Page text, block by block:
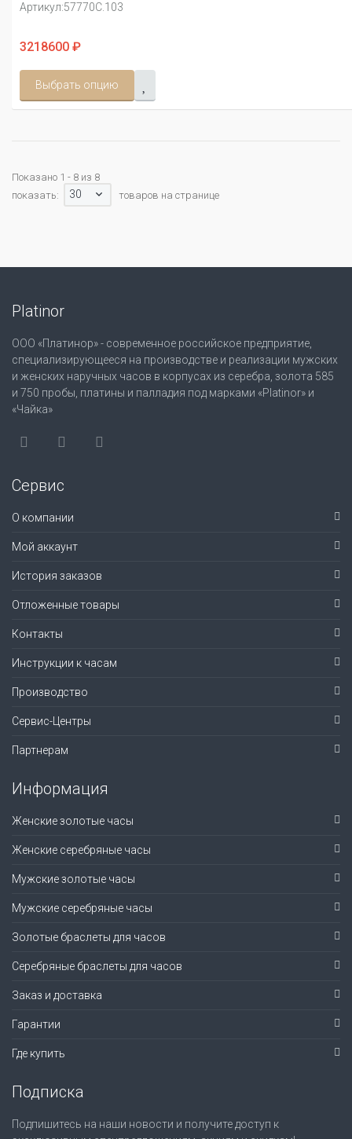
Артикул:57770С.103
3218600 ₽
Выбрать опцию
Показано 1 - 8 из 8
показать:
30 товаров на странице
Platinor
ООО «Платинор» - современное российское предприятие,
специализирующееся на производстве и реализации мужских
и женских наручных часов в корпусах из серебра, золота 585
и 750 пробы, платины и палладия под марками «Platinor» и
«Чайка»
Сервис
О компании
Мой аккаунт
История заказов
Отложенные товары
Контакты
Инструкции к часам
Производство
Сервис-Центры
Партнерам
Информация
Женские золотые часы
Женские серебряные часы
Мужские золотые часы
Мужские серебряные часы
Золотые браслеты для часов
Серебряные браслеты для часов
Заказ и доставка
Гарантии
Где купить
Подписка
Подпишитесь на наши новости и получите доступ к